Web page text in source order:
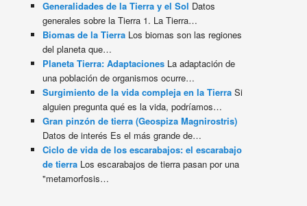
Generalidades de la Tierra y el Sol Datos
generales sobre la Tierra 1. La Tierra…
Biomas de la Tierra Los biomas son las regiones
del planeta que…
Planeta Tierra: Adaptaciones La adaptación de
una población de organismos ocurre…
Surgimiento de la vida compleja en la Tierra Si
alguien pregunta qué es la vida, podríamos…
Gran pinzón de tierra (Geospiza Magnirostris)
Datos de interés Es el más grande de…
Ciclo de vida de los escarabajos: el escarabajo
de tierra Los escarabajos de tierra pasan por una
"metamorfosis…